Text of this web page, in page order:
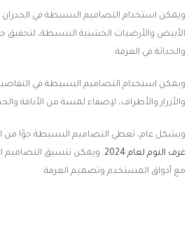
ويمكن استخدام التصاميم البسيطة في الجدران
الأبيض والأرضيات الخشبية البسيطة، لتحقيق
والحداثة في الغرفة.
ويمكن استخدام التصاميم البسيطة في
والأزرار والأطراف، لإضفاء لمسة من الأناقة
وبشكل عام، تعطي التصاميم البسيطة جوًا من
غرف النوم لعام 2024
. ويمكن تنسيق
مع أذواق المستخدم وتصميم الغرفة.